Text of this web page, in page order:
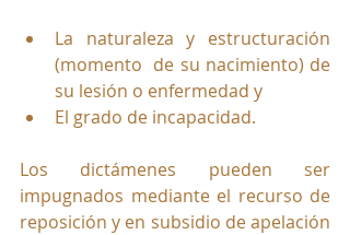
La naturaleza y estructuración
(momento  de su nacimiento) de
su lesión o enfermedad y
El grado de incapacidad.
Los dictámenes pueden ser
impugnados mediante el recurso de